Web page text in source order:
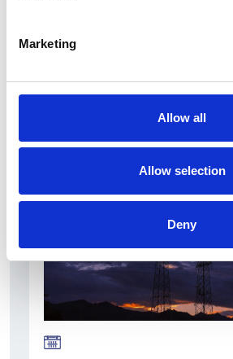
Marketing
Allow all
Allow selection
Deny
Accelera la ripresa
primo semestre
Repubblica Ceca